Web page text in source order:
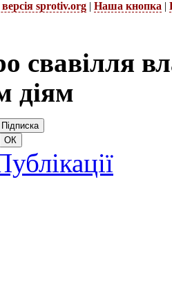
sprotiv.org | Наша кнопка |
свавілля
діям